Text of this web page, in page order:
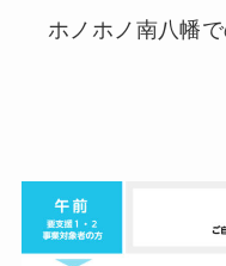
ホノホノ南八幡